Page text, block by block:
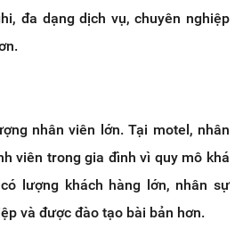
đa dạng dịch vụ, chuyên nghiệp
nhân viên lớn. Tại motel, nhân
viên trong gia đình vì quy mô khá
lượng khách hàng lớn, nhân sự
và được đào tạo bài bản hơn.